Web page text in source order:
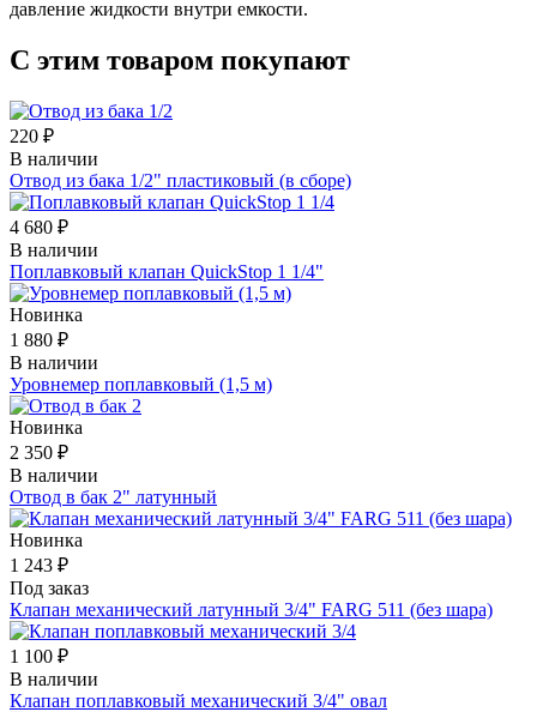
давление жидкости внутри емкости.
С этим товаром покупают
220 ₽
В наличии
Отвод из бака 1/2" пластиковый (в сборе)
4 680 ₽
В наличии
Поплавковый клапан QuickStop 1 1/4"
Новинка
1 880 ₽
В наличии
Уровнемер поплавковый (1,5 м)
Новинка
2 350 ₽
В наличии
Отвод в бак 2" латунный
Новинка
1 243 ₽
Под заказ
Клапан механический латунный 3/4" FARG 511 (без шара)
1 100 ₽
В наличии
Клапан поплавковый механический 3/4" овал